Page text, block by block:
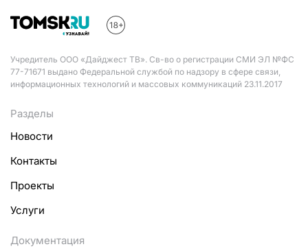
Учредитель ООО «Дайджест ТВ». Св-во о регистрации СМИ ЭЛ №ФС
77-71671 выдано Федеральной службой по надзору в сфере связи,
информационных технологий и массовых коммуникаций 23.11.2017
Разделы
Новости
Контакты
Проекты
Услуги
Документация